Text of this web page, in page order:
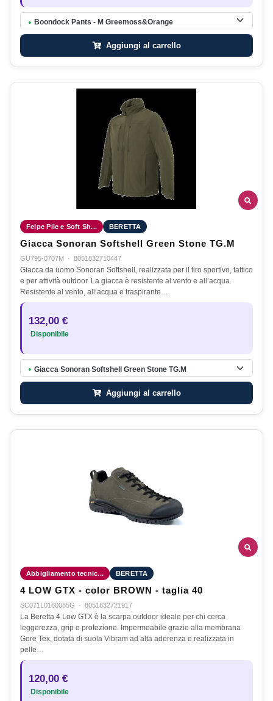
● Boondock Pants - M Greemoss&Orange
Aggiungi al carrello
Felpe Pile e Soft Sh... BERETTA
Giacca Sonoran Softshell Green Stone TG.M
GU795-0707M · 8051832710447
Giacca da uomo Sonoran Softshell, realizzata per il tiro sportivo, tattico
e per attività outdoor. La giacca è resistente al vento e all’acqua.
Resistente al vento, all’acqua e traspirante…
132,00 €
Disponibile
● Giacca Sonoran Softshell Green Stone TG.M
Aggiungi al carrello
Abbigliamento tecnic... BERETTA
4 LOW GTX - color BROWN - taglia 40
SC071L0160085G · 8051832721917
La Beretta 4 Low GTX è la scarpa outdoor ideale per chi cerca
leggerezza, grip e protezione. Impermeabile grazie alla membrana
Gore Tex, dotata di suola Vibram ad alta aderenza e realizzata in
pelle…
120,00 €
Disponibile